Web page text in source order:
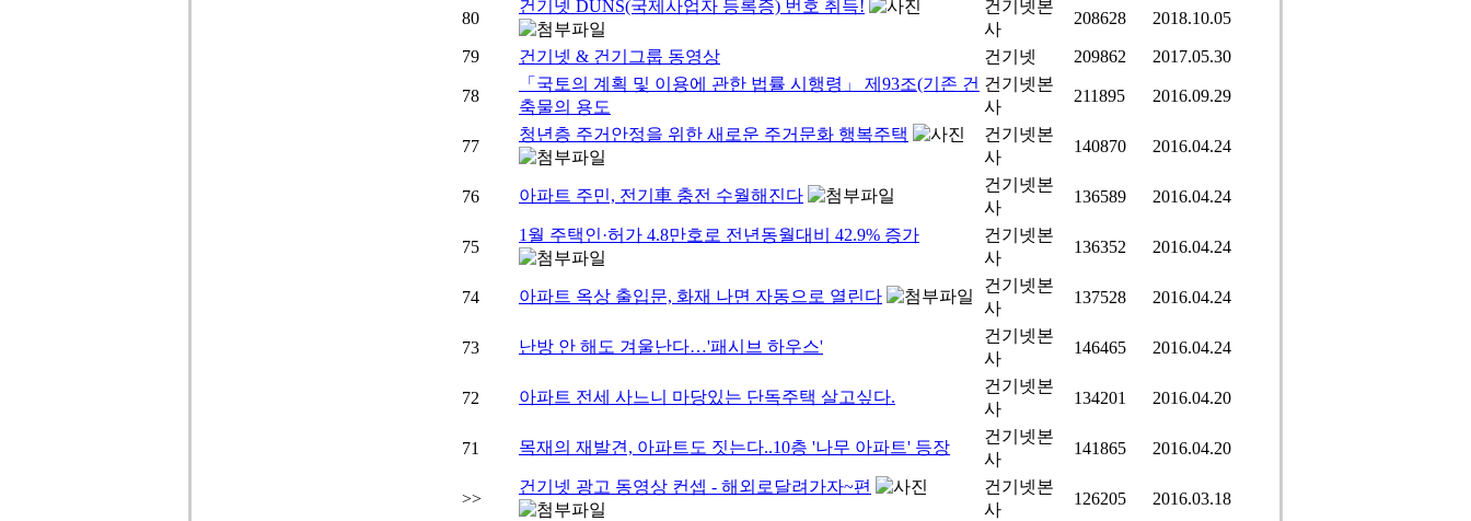
80
건기넷 DUNS(국제사업자 등록증) 번호 취득!
건기넷본
사
208628 2018.10.05
79 건기넷 & 건기그룹 동영상 건기넷 209862 2017.05.30
78
「국토의 계획 및 이용에 관한 법률 시행령」 제93조(기존 건
축물의 용도
건기넷본
사
211895 2016.09.29
77
청년층 주거안정을 위한 새로운 주거문화 행복주택
건기넷본
사
140870 2016.04.24
76 아파트 주민, 전기車 충전 수월해진다
건기넷본
사
136589 2016.04.24
75
1월 주택인·허가 4.8만호로 전년동월대비 42.9% 증가
건기넷본
사
136352 2016.04.24
74 아파트 옥상 출입문, 화재 나면 자동으로 열린다
건기넷본
사
137528 2016.04.24
73 난방 안 해도 겨울난다…'패시브 하우스'
건기넷본
사
146465 2016.04.24
72 아파트 전세 사느니 마당있는 단독주택 살고싶다.
건기넷본
사
134201 2016.04.20
71 목재의 재발견, 아파트도 짓는다..10층 '나무 아파트' 등장
건기넷본
사
141865 2016.04.20
>>
건기넷 광고 동영상 컨셉 - 해외로달려가자~편
건기넷본
사
126205 2016.03.18